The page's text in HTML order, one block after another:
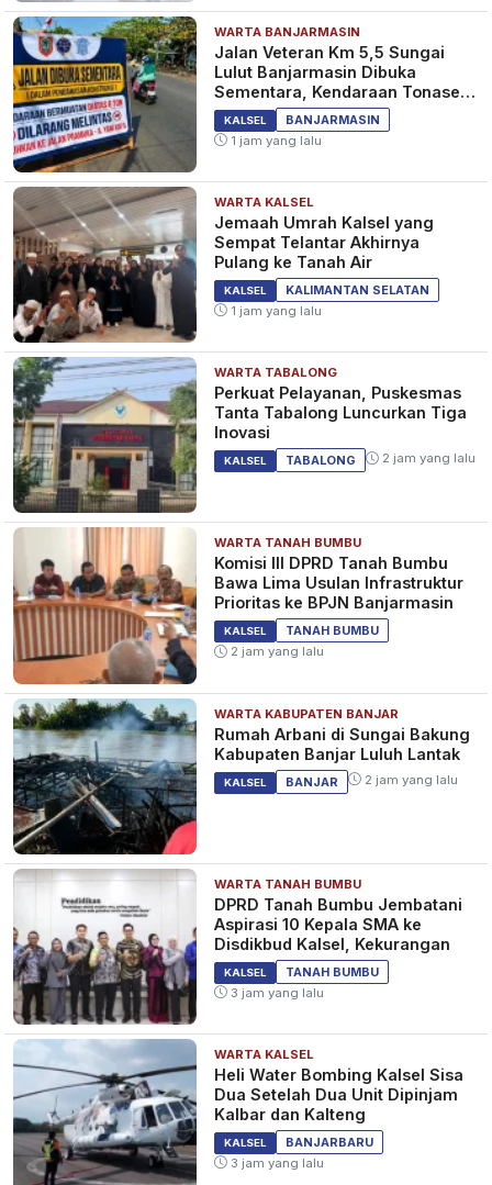
WARTA BANJARMASIN
Jalan Veteran Km 5,5 Sungai
Lulut Banjarmasin Dibuka
Sementara, Kendaraan Tonase
Besar Dilarang
KALSEL
BANJARMASIN
1 jam yang lalu
WARTA KALSEL
Jemaah Umrah Kalsel yang
Sempat Telantar Akhirnya
Pulang ke Tanah Air
KALSEL
KALIMANTAN SELATAN
1 jam yang lalu
WARTA TABALONG
Perkuat Pelayanan, Puskesmas
Tanta Tabalong Luncurkan Tiga
Inovasi
KALSEL TABALONG 2 jam yang lalu
WARTA TANAH BUMBU
Komisi III DPRD Tanah Bumbu
Bawa Lima Usulan Infrastruktur
Prioritas ke BPJN Banjarmasin
KALSEL
TANAH BUMBU
2 jam yang lalu
WARTA KABUPATEN BANJAR
Rumah Arbani di Sungai Bakung
Kabupaten Banjar Luluh Lantak
KALSEL BANJAR 2 jam yang lalu
WARTA TANAH BUMBU
DPRD Tanah Bumbu Jembatani
Aspirasi 10 Kepala SMA ke
Disdikbud Kalsel, Kekurangan
KALSEL
TANAH BUMBU
3 jam yang lalu
WARTA KALSEL
Heli Water Bombing Kalsel Sisa
Dua Setelah Dua Unit Dipinjam
Kalbar dan Kalteng
KALSEL
BANJARBARU
3 jam yang lalu